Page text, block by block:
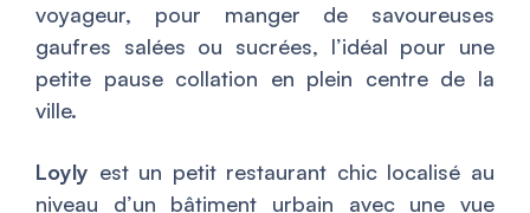
voyageur, pour manger de savoureuses
gaufres salées ou sucrées, l’idéal pour une
petite pause collation en plein centre de la
ville.
Loyly est un petit restaurant chic localisé au
niveau d’un bâtiment urbain avec une vue